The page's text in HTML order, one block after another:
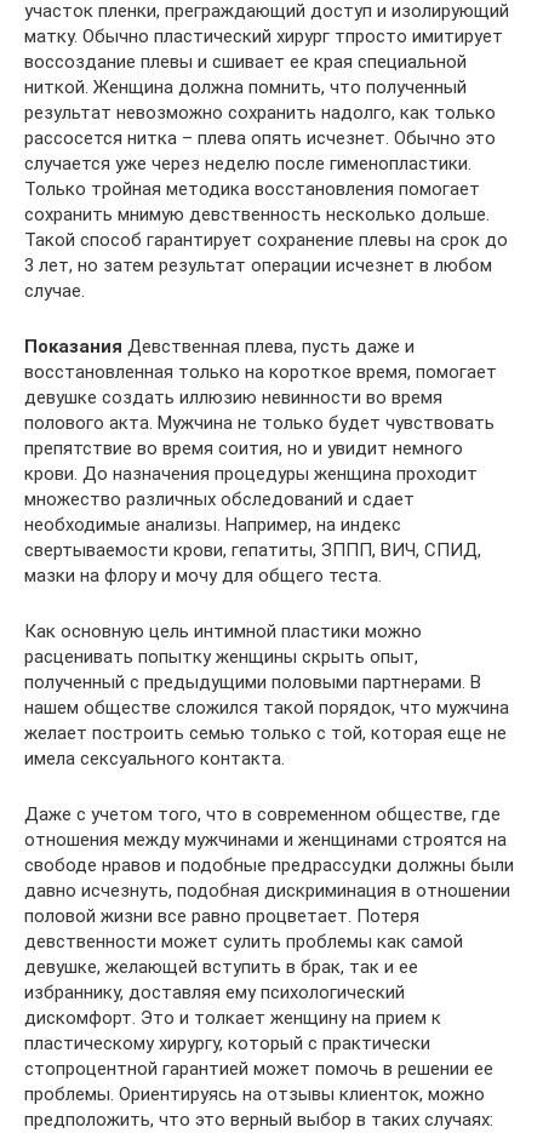
участок пленки, преграждающий доступ и изолирующий
матку. Обычно пластический хирург тпросто имитирует
воссоздание плевы и сшивает ее края специальной
ниткой. Женщина должна помнить, что полученный
результат невозможно сохранить надолго, как только
рассосется нитка – плева опять исчезнет. Обычно это
случается уже через неделю после гименопластики.
Только тройная методика восстановления помогает
сохранить мнимую девственность несколько дольше.
Такой способ гарантирует сохранение плевы на срок до
3 лет, но затем результат операции исчезнет в любом
случае.
Показания Девственная плева, пусть даже и
восстановленная только на короткое время, помогает
девушке создать иллюзию невинности во время
полового акта. Мужчина не только будет чувствовать
препятствие во время соития, но и увидит немного
крови. До назначения процедуры женщина проходит
множество различных обследований и сдает
необходимые анализы. Например, на индекс
свертываемости крови, гепатиты, ЗППП, ВИЧ, СПИД,
мазки на флору и мочу для общего теста.
Как основную цель интимной пластики можно
расценивать попытку женщины скрыть опыт,
полученный с предыдущими половыми партнерами. В
нашем обществе сложился такой порядок, что мужчина
желает построить семью только с той, которая еще не
имела сексуального контакта.
Даже с учетом того, что в современном обществе, где
отношения между мужчинами и женщинами строятся на
свободе нравов и подобные предрассудки должны были
давно исчезнуть, подобная дискриминация в отношении
половой жизни все равно процветает. Потеря
девственности может сулить проблемы как самой
девушке, желающей вступить в брак, так и ее
избраннику, доставляя ему психологический
дискомфорт. Это и толкает женщину на прием к
пластическому хирургу, который с практически
стопроцентной гарантией может помочь в решении ее
проблемы. Ориентируясь на отзывы клиенток, можно
предположить, что это верный выбор в таких случаях: